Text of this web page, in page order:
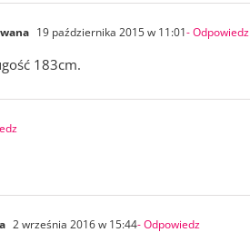
19 października 2015 w 11:01- Odpowiedz
183cm.
2 września 2016 w 15:44- Odpowiedz